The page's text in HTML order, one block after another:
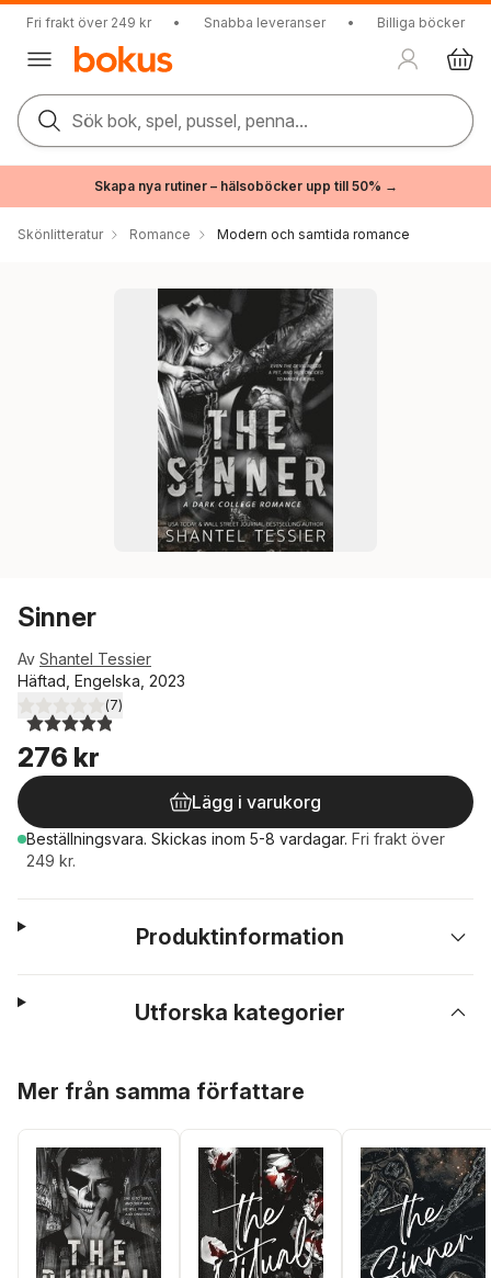
Fri frakt över 249 kr • Snabba leveranser • Billiga böcker
Sök bok, spel, pussel, penna...
Skapa nya rutiner – hälsoböcker upp till 50% →
Skönlitteratur Romance Modern och samtida romance
Sinner
Av Shantel Tessier
Häftad, Engelska, 2023
4,9utav 5 stjärnor. Totalt antal röster:
(7)
276 kr
Lägg i varukorg
Beställningsvara. Skickas inom 5-8 vardagar. Fri frakt över
249 kr.
Produktinformation
Utforska kategorier
Mer från samma författare